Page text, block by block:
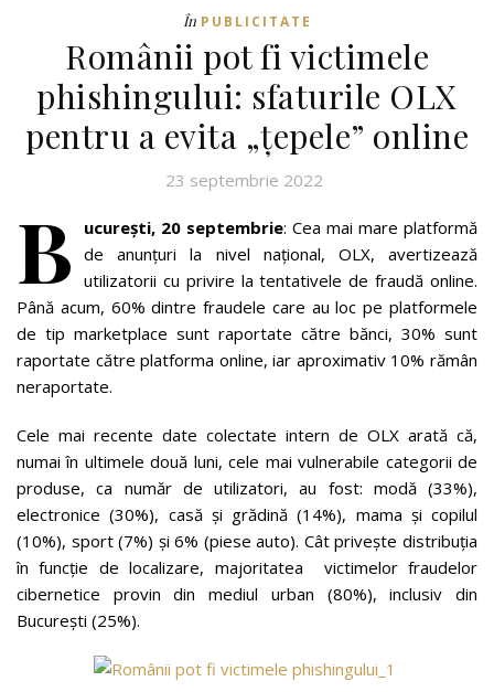
În PUBLICITATE
Românii pot fi victimele
phishingului: sfaturile OLX
pentru a evita „țepele” online
23 septembrie 2022
B ucurești, 20 septembrie: Cea mai mare platformă
de anunțuri la nivel național, OLX, avertizează
utilizatorii cu privire la tentativele de fraudă online.
Până acum, 60% dintre fraudele care au loc pe platformele
de tip marketplace sunt raportate către bănci, 30% sunt
raportate către platforma online, iar aproximativ 10% rămân
neraportate.
Cele mai recente date colectate intern de OLX arată că,
numai în ultimele două luni, cele mai vulnerabile categorii de
produse, ca număr de utilizatori, au fost: modă (33%),
electronice (30%), casă și grădină (14%), mama și copilul
(10%), sport (7%) și 6% (piese auto). Cât privește distribuția
în funcție de localizare, majoritatea victimelor fraudelor
cibernetice provin din mediul urban (80%), inclusiv din
București (25%).